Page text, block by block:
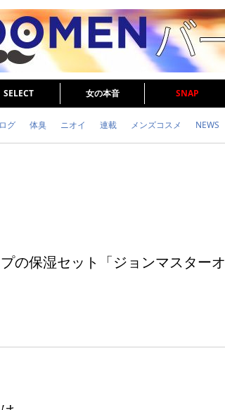
SELECT 女の本音 SNAP
グ 体臭 ニオイ 連載 メンズコスメ NEWS
の保湿セット「ジョンマスターオ